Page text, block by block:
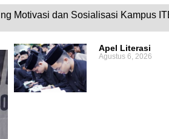
Motivasi dan Sosialisasi Kampus
Apel Literasi
Agustus 6, 2026